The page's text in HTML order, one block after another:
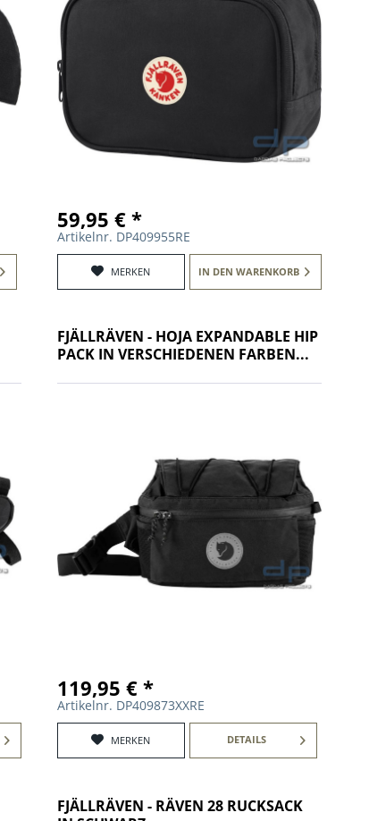
59,95 € *
Artikelnr. DP409955RE
MERKEN IN DEN WARENKORB
FJÄLLRÄVEN - HOJA EXPANDABLE HIP
PACK IN VERSCHIEDENEN FARBEN...
119,95 € *
Artikelnr. DP409873XXRE
MERKEN DETAILS
FJÄLLRÄVEN - RÄVEN 28 RUCKSACK